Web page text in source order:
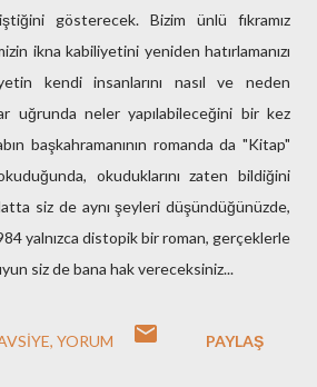
gösterecek. Bizim ünlü fıkramız
ikna kabiliyetini yeniden hatırlamanızı
kendi insanlarını nasıl ve neden
uğrunda neler yapılabileceğini bir kez
başkahramanının romanda da "Kitap"
okuduklarını zaten bildiğini
siz de aynı şeyleri düşündüğünüzde,
yalnızca distopik bir roman, gerçeklerle
siz de bana hak vereceksiniz...
YORUM PAYLAŞ